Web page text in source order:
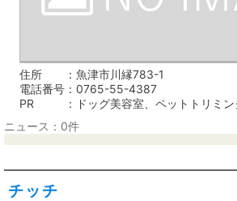
住所
魚津市川縁783-1
電話番号
0765-55-4387
PR
ドッグ美容室、ペットトリミ
ニュース：0件
チッチ